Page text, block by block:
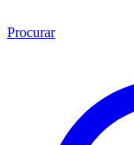
Procurar